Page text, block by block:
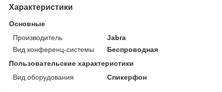
Характеристики
Основные
Производитель
Jabra
Вид конференц-системы
Беспроводная
Пользовательские характеристики
Вид оборудования
Спикерфон